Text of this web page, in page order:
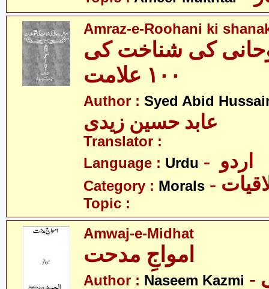
Amraz-e-Roohani ki
کی شناخت کی
Author : Syed Abid
عابد حسین زیدی
Translator :
Language : Urdu
Category : Morals
Topic :
Amwaj-e-Midhat
امواجِ مدحت
Author : Naseem Kazmi